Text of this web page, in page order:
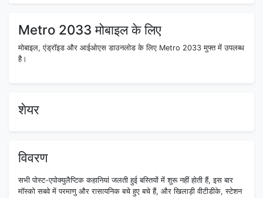
Metro 2033 मोबाइल के लिए
मोबाइल, एंड्रॉइड और आईओएस डाउनलोड के लिए Metro 2033 मुफ्त में उपलब्ध
है।
शेयर
विवरण
सभी पोस्ट-एपोक्युलैप्टिक कहानियां जलती हुई बस्तियों में शुरू नहीं होती हैं, इस बार
मॉस्को सबवे में परमाणु और रासायनिक बचे हुए बचे हैं, और खिलाड़ी वीटीडीके, स्टेशन